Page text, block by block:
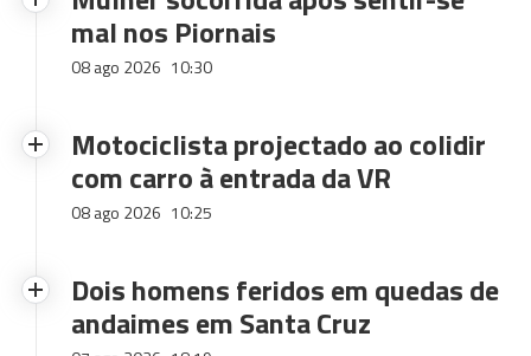
mal nos Piornais
08 ago 2026 10:30
Motociclista projectado ao colidir
com carro à entrada da VR
08 ago 2026 10:25
Dois homens feridos em quedas de
andaimes em Santa Cruz